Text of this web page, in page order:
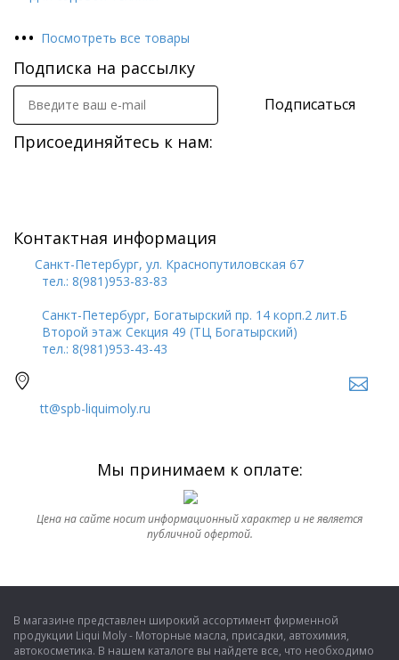
••• Посмотреть все товары
Подписка на рассылку
Подписаться
Присоединяйтесь к нам:
Контактная информация
Санкт-Петербург, ул. Краснопутиловская 67
тел.: 8(981)953-83-83
Санкт-Петербург, Богатырский пр. 14 корп.2 лит.Б
Второй этаж Секция 49 (ТЦ Богатырский)
тел.: 8(981)953-43-43
tt@spb-liquimoly.ru
Мы принимаем к оплате:
Цена на сайте носит информационный характер и не является
публичной офертой.
В магазине представлен широкий ассортимент фирменной
продукции Liqui Moly - Моторные масла, присадки, автохимия,
автокосметика. В нашем каталоге вы найдете все, что необходимо